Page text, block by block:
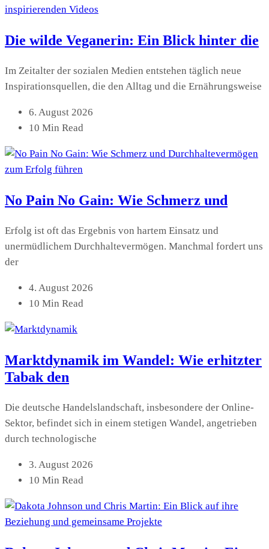
Die wilde Veganerin: Ein Blick hinter die
Im Zeitalter der sozialen Medien entstehen täglich neue
Inspirationsquellen, die den Alltag und die Ernährungsweise
6. August 2026
10 Min Read
No Pain No Gain: Wie Schmerz und
Erfolg ist oft das Ergebnis von hartem Einsatz und
unermüdlichem Durchhaltevermögen. Manchmal fordert uns
der
4. August 2026
10 Min Read
Marktdynamik im Wandel: Wie erhitzter
Tabak den
Die deutsche Handelslandschaft, insbesondere der Online-
Sektor, befindet sich in einem stetigen Wandel, angetrieben
durch technologische
3. August 2026
10 Min Read